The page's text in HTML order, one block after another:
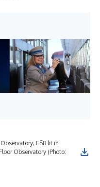
ESB lit in
Observatory (Photo: